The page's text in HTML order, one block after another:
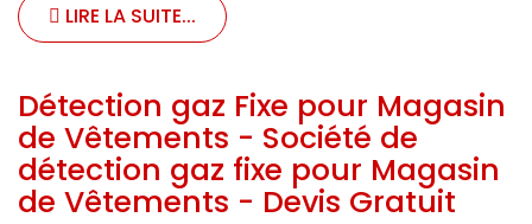
LIRE LA SUITE...
Détection gaz Fixe pour Magasin
de Vêtements - Société de
détection gaz fixe pour Magasin
de Vêtements - Devis Gratuit